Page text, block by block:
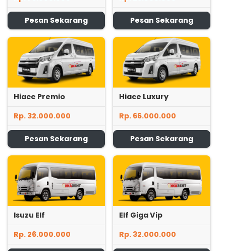
Pesan Sekarang Pesan Sekarang
Hiace Premio
Rp. 32.000.000
Pesan Sekarang
Hiace Luxury
Rp. 66.000.000
Pesan Sekarang
Isuzu Elf
Rp. 26.000.000
Elf Giga Vip
Rp. 32.000.000